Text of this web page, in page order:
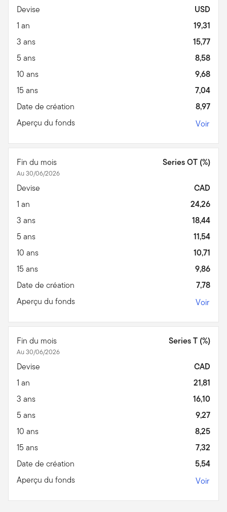
Devise
USD
1 an
19,31
3 ans
15,77
5 ans
8,58
10 ans
9,68
15 ans
7,04
Date de création
8,97
Aperçu du fonds
Voir
Fin du mois
Au 30/06/2026
Series OT (%)
Devise
CAD
1 an
24,26
3 ans
18,44
5 ans
11,54
10 ans
10,71
15 ans
9,86
Date de création
7,78
Aperçu du fonds
Voir
Fin du mois
Au 30/06/2026
Series T (%)
Devise
CAD
1 an
21,81
3 ans
16,10
5 ans
9,27
10 ans
8,25
15 ans
7,32
Date de création
5,54
Aperçu du fonds
Voir